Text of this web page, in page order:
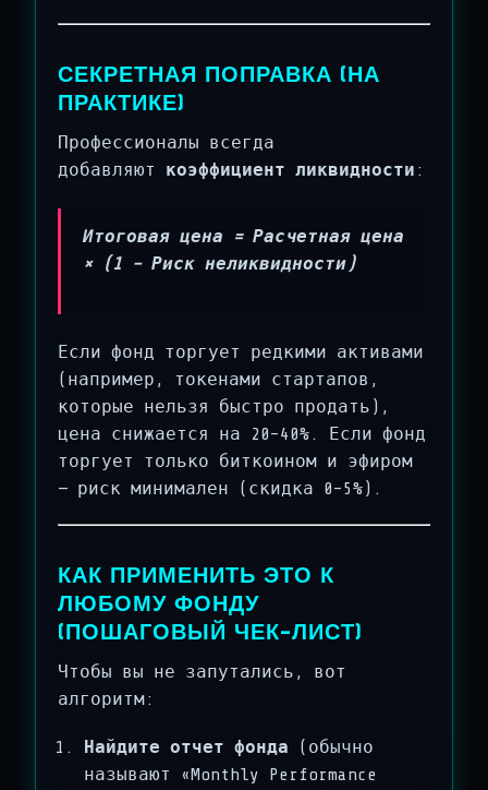
СЕКРЕТНАЯ ПОПРАВКА (НА
ПРАКТИКЕ)
Профессионалы всегда
добавляют коэффициент ликвидности :
Итоговая цена = Расчетная цена
× (1 − Риск неликвидности)
Если фонд торгует редкими активами
(например, токенами стартапов,
которые нельзя быстро продать),
цена снижается на 20–40%. Если фонд
торгует только биткоином и эфиром
— риск минимален (скидка 0–5%).
КАК ПРИМЕНИТЬ ЭТО К
ЛЮБОМУ ФОНДУ
(ПОШАГОВЫЙ ЧЕК-ЛИСТ)
Чтобы вы не запутались, вот
алгоритм:
Найдите отчет фонда (обычно
называют «Monthly Performance